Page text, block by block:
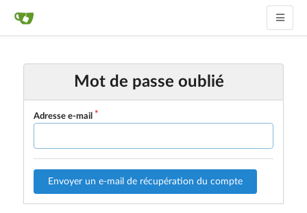
Mot de passe oublié
Adresse e-mail
Envoyer un e-mail de récupération du compte